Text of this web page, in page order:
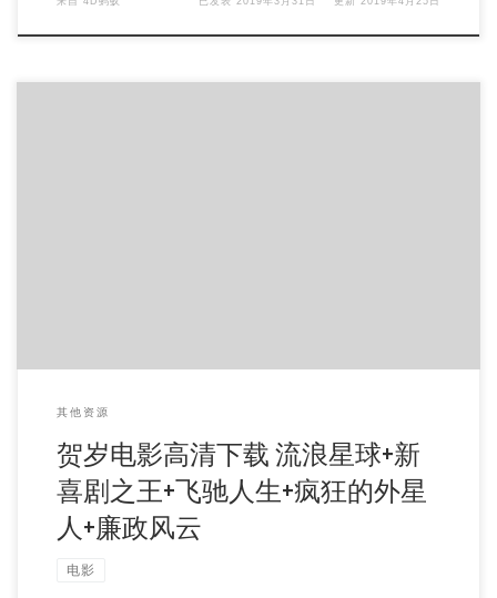
其他资源
贺岁电影高清下载 流浪星球+新
喜剧之王+飞驰人生+疯狂的外星
人+廉政风云
电影